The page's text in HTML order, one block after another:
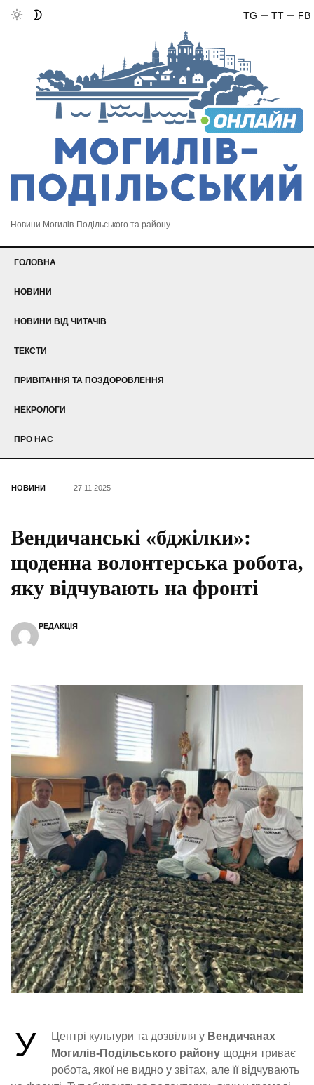
FB
TT
TG
Новини Могилів-Подільського та району
ГОЛОВНА
НОВИНИ
НОВИНИ ВІД ЧИТАЧІВ
ТЕКСТИ
ПРИВІТАННЯ ТА ПОЗДОРОВЛЕННЯ
НЕКРОЛОГИ
ПРО НАС
НОВИНИ 27.11.2025
Вендичанські «бджілки»:
щоденна волонтерська робота,
яку відчувають на фронті
РЕДАКЦІЯ
У Центрі культури та дозвілля у Вендичанах
Могилів-Подільського району щодня триває
робота, якої не видно у звітах, але її відчувають